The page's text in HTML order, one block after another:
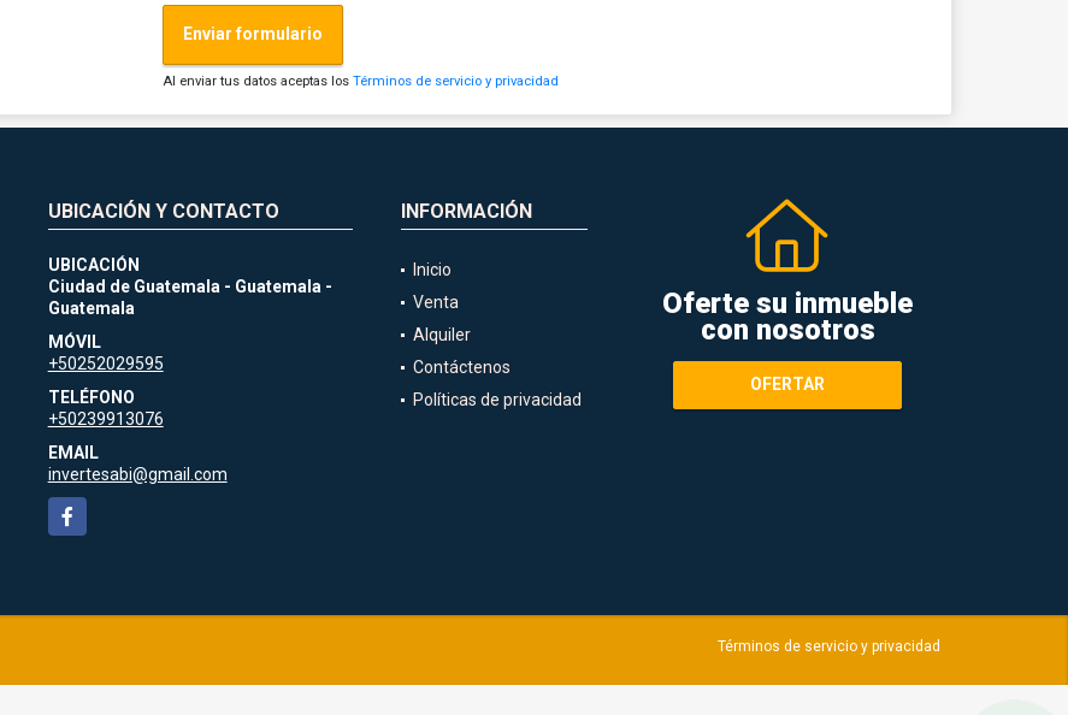
Enviar formulario
Al enviar tus datos aceptas losTérminos de servicio y privacidad
UBICACIÓN Y CONTACTO
UBICACIÓN
Ciudad de Guatemala - Guatemala -
Guatemala
MÓVIL
+50252029595
TELÉFONO
+50239913076
EMAIL
invertesabi@gmail.com
Facebook
INFORMACIÓN
Inicio
Venta
Alquiler
Contáctenos
Políticas de privacidad
Oferte su inmueble
con nosotros
OFERTAR
Términos de servicio y privacidad